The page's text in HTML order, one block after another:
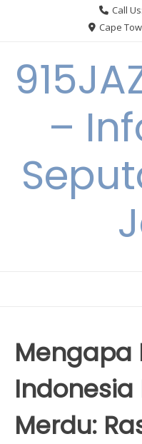
Call
Cape
–
Mengapa
Indonesia
Merdu: